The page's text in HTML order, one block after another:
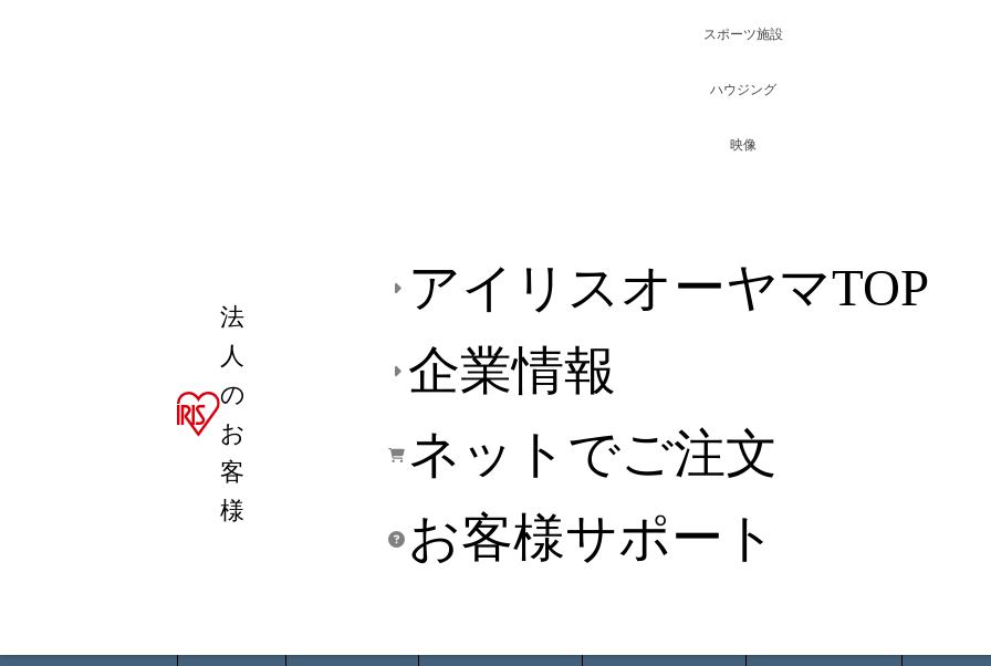
法
人
の
お
客
様
アイリスオーヤマTOP
企業情報
ネットでご注文
お客様サポート
スポーツ施設
ハウジング
映像